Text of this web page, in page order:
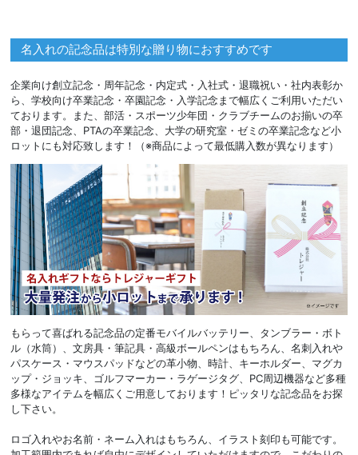
名入れの記念品は特別な贈り物におすすめです
企業向け創立記念・周年記念・内定式・入社式・退職祝い・社内表彰か
ら、学校向け卒業記念・卒園記念・入学記念まで幅広くご利用いただい
ております。また、部活・スポーツ少年団・クラブチームのお揃いの卒
部・退団記念、PTAの卒業記念、大学の研究室・ゼミの卒業記念など小
ロットにも対応致します！（※商品によって最低購入数が異なります）
もらって喜ばれる記念品の定番モバイルバッテリー、タンブラー・ボト
ル（水筒）、文房具・筆記具・高級ボールペンはもちろん、名刺入れや
パスケース・マウスパッドなどの革小物、時計、キーホルダー、マグカ
ップ・ジョッキ、ゴルフマーカー・ラゲージタグ、PC周辺機器など多種
多様なアイテムを幅広くご用意しております！ピッタリな記念品をお探
し下さい。
ロゴ入れやお名前・ネーム入れはもちろん、イラスト刻印も可能です。